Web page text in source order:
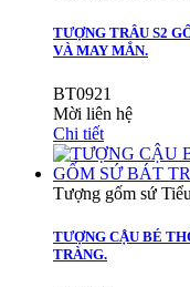
TƯỢNG TRÂU S2
VÀ MAY MẮN.
BT0921
Mời liên hệ
Chi tiết
Tượng gốm sứ
TƯỢNG CẬU BÉ
TRÀNG.